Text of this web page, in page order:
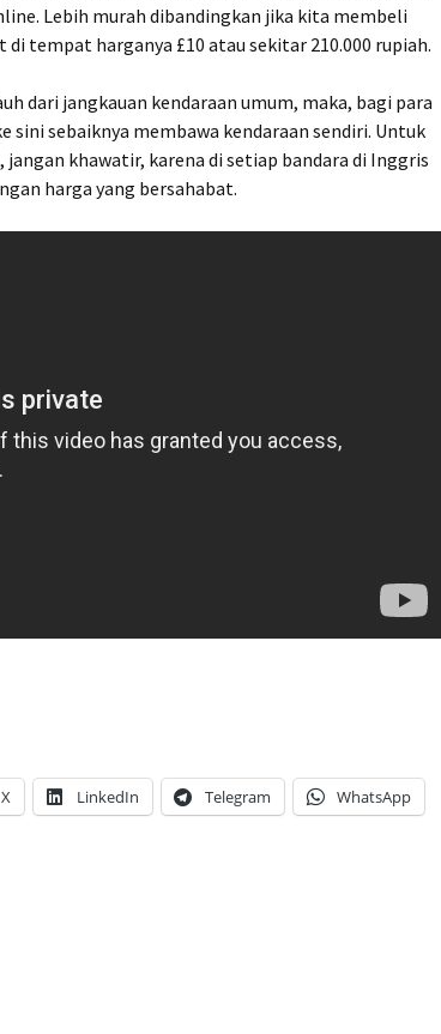
Lebih murah dibandingkan jika kita membeli
tempat harganya £10 atau sekitar 210.000 rupiah.
dari jangkauan kendaraan umum, maka, bagi para
sini sebaiknya membawa kendaraan sendiri. Untuk
khawatir, karena di setiap bandara di Inggris
harga yang bersahabat.
X LinkedIn Telegram WhatsApp